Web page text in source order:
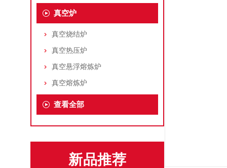
真空炉
真空烧结炉
真空热压炉
真空悬浮熔炼炉
真空熔炼炉
查看全部
新品推荐